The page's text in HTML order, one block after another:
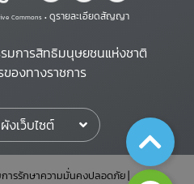
Commons • ดูรายละเอียดสัญญา
มการสิทธิมนุษยชนแห่งชาติ
องทางราชการ
งเว็บไซต์
การรักษาความมั่นคงปลอดภัย